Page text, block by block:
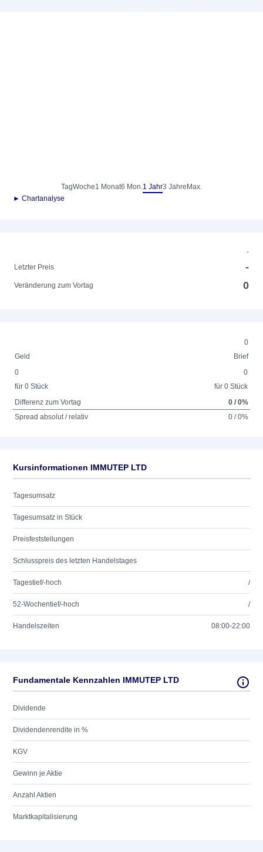
TagWoche1 Monat6 Mon.1 Jahr3 Jahre Max.
► Chartanalyse
-
Letzter Preis
-
Veränderung zum Vortag 0
0
Geld
Brief
0
für 0 Stück
0
für 0 Stück
Differenz zum Vortag
0 / 0%
Spread absolut / relativ
0 / 0%
Kursinformationen IMMUTEP LTD
Tagesumsatz
Tagesumsatz in Stück
Preisfeststellungen
Schlusspreis des letzten Handelstages
Tagestief/-hoch /
52-Wochentief/-hoch /
Handelszeiten 08:00-22:00
Fundamentale Kennzahlen IMMUTEP LTD
Dividende
Dividendenrendite in %
KGV
Gewinn je Aktie
Anzahl Aktien
Marktkapitalisierung